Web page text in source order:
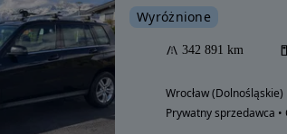
Wyróżnione
342 891 km
Wrocław (Dolnośląskie)
Prywatny sprzedawca